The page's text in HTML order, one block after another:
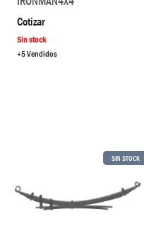
Cotizar
Sin stock
+5 Vendidos
SIN STOCK